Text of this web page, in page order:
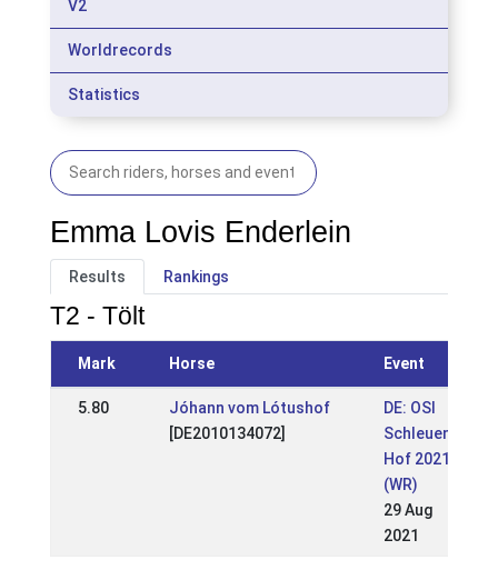
V2
Worldrecords
Statistics
Emma Lovis Enderlein
Results Rankings
T2 - Tölt
Mark Horse Event
5.80
Jóhann vom Lótushof
[DE2010134072]
DE: OSI
Schleuener
Hof 2021
(WR)
29 Aug
2021